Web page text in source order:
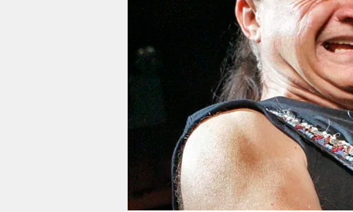
verlag
veranstaltungen
fragen & hilfe
unterstützen
abo